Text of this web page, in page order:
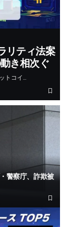
リティ法案
き相次ぐ
トコイ…
警察庁、詐欺被